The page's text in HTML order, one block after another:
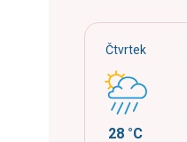
Čtvrtek
28 °C